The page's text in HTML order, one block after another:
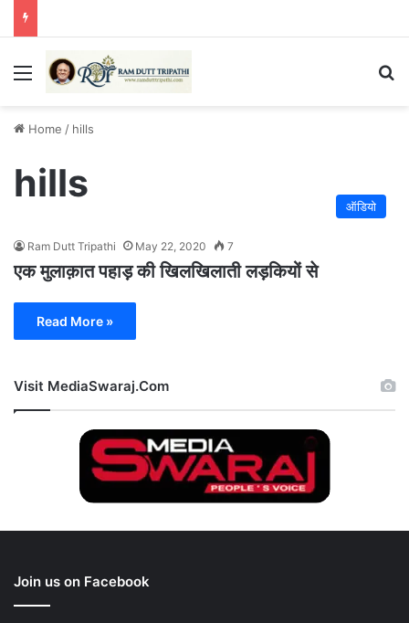
Menu
Home / hills
hills
ऑडियो
Ram Dutt Tripathi May 22, 2020 7
एक मुलाक़ात पहाड़ की खिलखिलाती लड़कियों से
Read More »
Visit MediaSwaraj.Com
Join us on Facebook